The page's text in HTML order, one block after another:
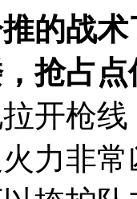
的战
抢占
开枪
力非